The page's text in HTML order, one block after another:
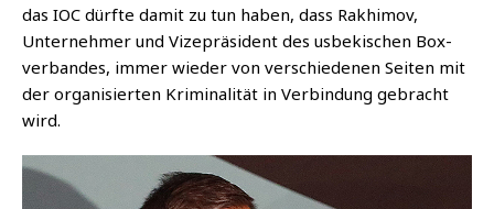
das IOC dürf­te damit zu tun haben, dass Rak­hi­mov,
Unter­neh­mer und Vize­prä­si­dent des usbe­ki­schen Box­
ver­ban­des, immer wie­der von ver­schie­de­nen Sei­ten mit
der orga­ni­sier­ten Kri­mi­na­li­tät in Ver­bin­dung gebracht
wird.